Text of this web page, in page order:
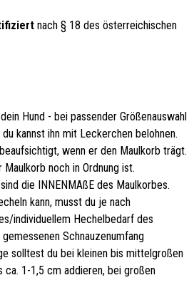
nach § 18 des österreichischen
Hund - bei passender Größenauswahl
kannst ihn mit Leckerchen belohnen.
wenn er den Maulkorb trägt.
noch in Ordnung ist.
die INNENMAßE des Maulkorbes.
kann, musst du je nach
individuellem Hechelbedarf des
Schnauzenumfang
solltest du bei kleinen bis mittelgroßen
ca. 1-1,5 cm addieren, bei großen